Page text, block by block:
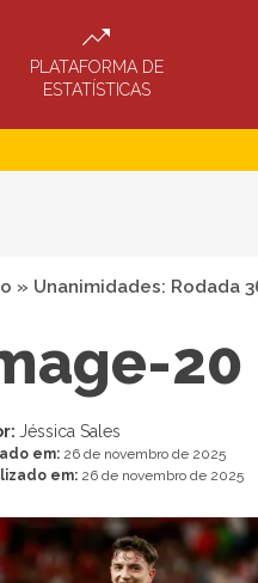
PLATAFORMA DE
ESTATÍSTICAS
» Unanimidades: Rodada
20
Jéssica Sales
em: 26 de novembro de 2025
em: 26 de novembro de 2025